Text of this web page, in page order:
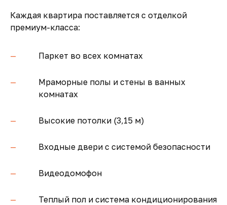
Каждая квартира поставляется с отделкой
премиум-класса:
Паркет во всех комнатах
Мраморные полы и стены в ванных
комнатах
Высокие потолки (3,15 м)
Входные двери с системой безопасности
Видеодомофон
Теплый пол и система кондиционирования